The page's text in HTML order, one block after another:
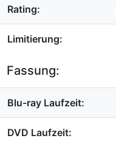
Rating:
Limitierung:
Fassung:
Blu-ray Laufzeit:
DVD Laufzeit: